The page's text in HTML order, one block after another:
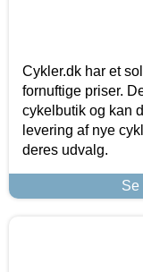
Cykler.dk har et
fornuftige priser.
cykelbutik og kan
levering af nye
deres udvalg.
Se